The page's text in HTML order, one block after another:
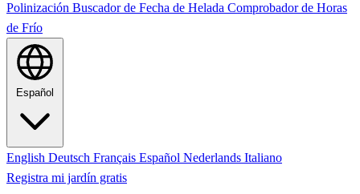
Polinización Buscador de Fecha de Helada Comprobador de Horas
de Frío
Español
English Deutsch Français Español Nederlands Italiano
Registra mi jardín gratis